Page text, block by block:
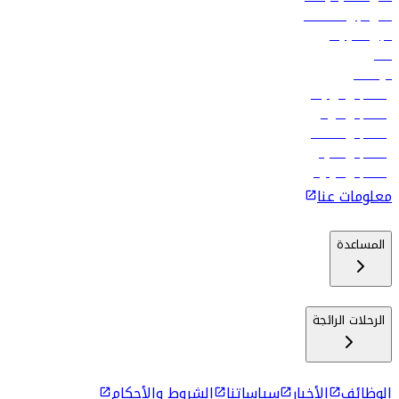
فلاي دبي للعطلات
تأجير السيارات
فنادق
الوظائف
رحلات إلى تبيليسي
رحلات إلى الرياض
رحلات إلى مسقط
رحلات إلى ماليه
رحلات إلى كولومبو
معلومات عنا
المساعدة
الرحلات الرائجة
الوظائف الأخبار سياساتنا الشروط والأحكام